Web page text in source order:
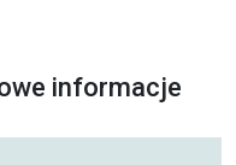
informacje